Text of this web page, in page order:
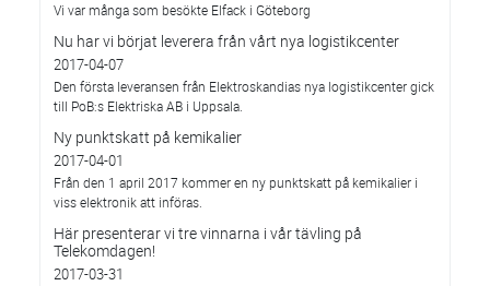
Vi var många som besökte Elfack i Göteborg
Nu har vi börjat leverera från vårt nya logistikcenter
2017-04-07
Den första leveransen från Elektroskandias nya logistikcenter gick
till PoB:s Elektriska AB i Uppsala.
Ny punktskatt på kemikalier
2017-04-01
Från den 1 april 2017 kommer en ny punktskatt på kemikalier i
viss elektronik att införas.
Här presenterar vi tre vinnarna i vår tävling på
Telekomdagen!
2017-03-31